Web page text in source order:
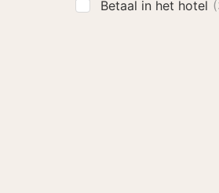
Betaal in het hotel